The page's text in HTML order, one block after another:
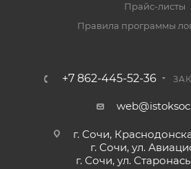
Прайс-листы
Правила программы
+7 862-445-52-36
г. Сочи,
г. Сочи, ул.
г. Сочи, ул.